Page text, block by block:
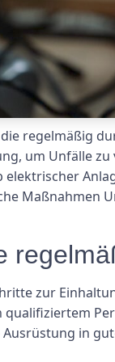
regelmäßig
um Unfälle
elektrischer
Maßnahmen
zur
Ausrüstung in